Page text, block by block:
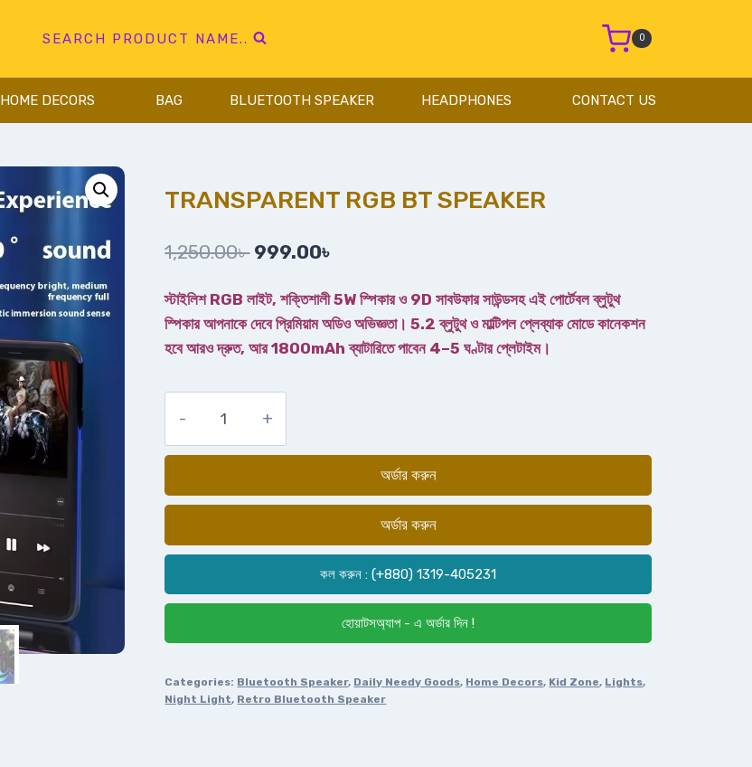
SEARCH PRODUCT NAME.. 0
HOME DECORS BAG BLUETOOTH SPEAKER HEADPHONES CONTACT US
TRANSPARENT RGB BT SPEAKER
1,250.00৳ 999.00৳
স্টাইলিশ RGB লাইট, শক্তিশালী 5W স্পিকার ও 9D সাবউফার সাউন্ডসহ এই পোর্টেবল ব্লুটুথ
স্পিকার আপনাকে দেবে প্রিমিয়াম অডিও অভিজ্ঞতা। 5.2 ব্লুটুথ ও মাল্টিপল প্লেব্যাক মোডে কানেকশন
হবে আরও দ্রুত, আর 1800mAh ব্যাটারিতে পাবেন 4–5 ঘণ্টার প্লেটাইম।
অর্ডার করুন
অর্ডার করুন
কল করুন : (+880) 1319-405231
হোয়াটসঅ্যাপ - এ অর্ডার দিন !
Categories: Bluetooth Speaker, Daily Needy Goods, Home Decors, Kid Zone, Lights,
Night Light, Retro Bluetooth Speaker